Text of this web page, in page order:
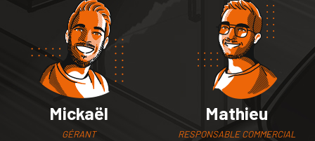
Mickaël
GÉRANT
Mathieu
RESPONSABLE COMMERCIAL